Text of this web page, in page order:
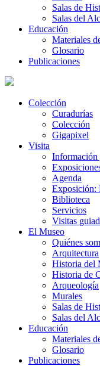
Salas de
Salas del
Educación
Materiales
Glosario
Publicaciones
Colección
Curadurías
Colección
Gigapixel
Visita
Información
Agenda
Exposición:
Biblioteca
Servicios
Visitas
El Museo
Quiénes
Arquitectura
Historia del
Historia de
Arqueología
Murales
Salas de
Salas del
Educación
Materiales
Glosario
Publicaciones